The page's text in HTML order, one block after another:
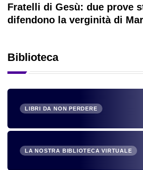
Fratelli di Gesù: due prove
difendono la verginità di
Biblioteca
LIBRI DA NON PERDERE
LA NOSTRA BIBLIOTECA VIRTUALE